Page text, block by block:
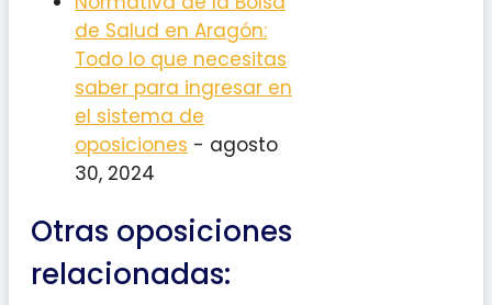
de Salud en Aragón:
Todo lo que necesitas
saber para ingresar en
el sistema de
oposiciones - agosto
30, 2024
Otras oposiciones
relacionadas: